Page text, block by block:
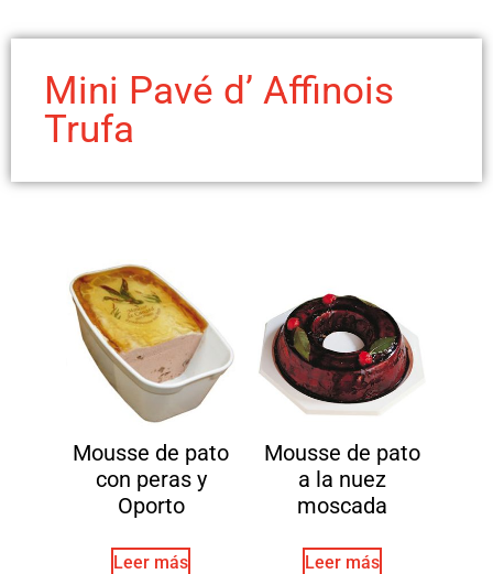
Mini Pavé d’ Affinois
Trufa
Mousse de pato
con peras y
Oporto
Leer más
Mousse de pato
a la nuez
moscada
Leer más